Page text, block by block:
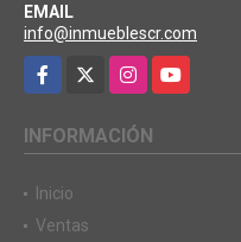
EMAIL
info@inmueblescr.com
Facebook
InstagramYouTube
INFORMACIÓN
Inicio
Ventas